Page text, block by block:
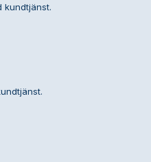
kundtjänst.